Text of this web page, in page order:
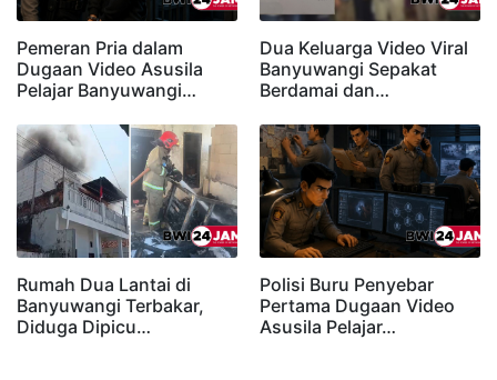
Pemeran Pria dalam
Dugaan Video Asusila
Pelajar Banyuwangi…
Dua Keluarga Video Viral
Banyuwangi Sepakat
Berdamai dan…
Rumah Dua Lantai di
Banyuwangi Terbakar,
Diduga Dipicu…
Polisi Buru Penyebar
Pertama Dugaan Video
Asusila Pelajar…